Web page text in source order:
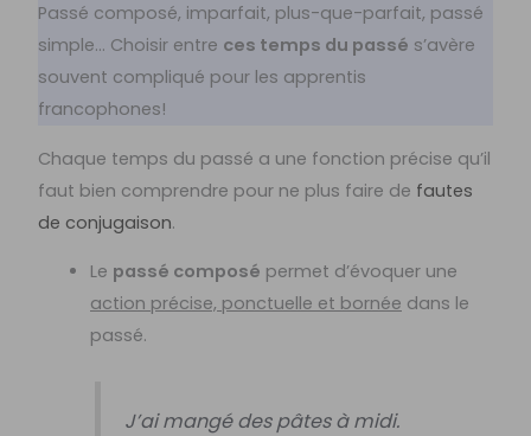
Passé composé, imparfait, plus-que-parfait, passé
simple… Choisir entre ces temps du passé s’avère
souvent compliqué pour les apprentis
francophones!
Chaque temps du passé a une fonction précise qu’il
faut bien comprendre pour ne plus faire de fautes
de conjugaison.
Le passé composé permet d’évoquer une
action précise, ponctuelle et bornée dans le
passé.
J’ai mangé des pâtes à midi.